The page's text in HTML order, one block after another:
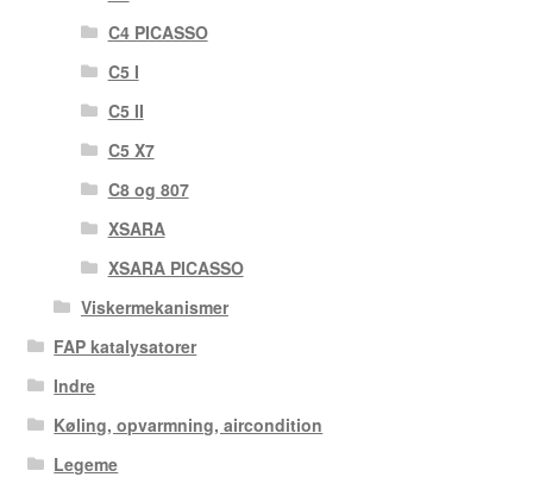
C4 PICASSO
C5 I
C5 II
C5 X7
C8 og 807
XSARA
XSARA PICASSO
Viskermekanismer
FAP katalysatorer
Indre
Køling, opvarmning, aircondition
Legeme